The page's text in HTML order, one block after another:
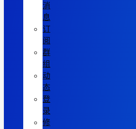
消
息
订
阅
群
组
动
态
登
录
修